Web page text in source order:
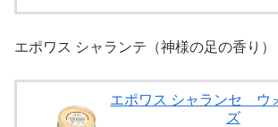
エポワス シャランテ（神様の足の香り）
エポワス シャランセ ウ
ズ